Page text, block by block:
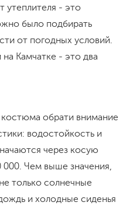
утеплителя - это
было подбирать
от погодных условий.
на Камчатке - это два
обрати внимание
водостойкость и
через косую
000. Чем выше значения,
только солнечные
и холодные сиденья